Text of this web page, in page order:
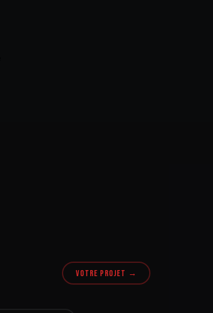
VOTRE PROJET →